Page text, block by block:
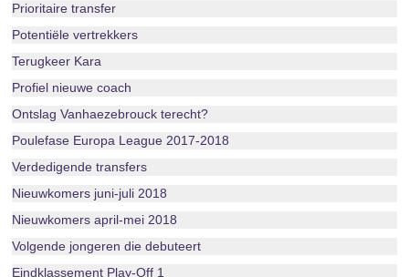
Prioritaire transfer
Potentiële vertrekkers
Terugkeer Kara
Profiel nieuwe coach
Ontslag Vanhaezebrouck terecht?
Poulefase Europa League 2017-2018
Verdedigende transfers
Nieuwkomers juni-juli 2018
Nieuwkomers april-mei 2018
Volgende jongeren die debuteert
Eindklassement Play-Off 1